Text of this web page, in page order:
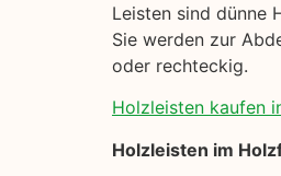
Leisten sind dünne
Sie werden zur
oder rechteckig.
Holzleisten kaufen
Holzleisten im